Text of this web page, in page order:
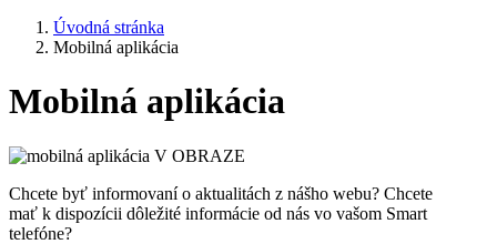
Úvodná stránka
Mobilná aplikácia
Mobilná aplikácia
Chcete byť informovaní o aktualitách z nášho webu? Chcete
mať k dispozícii dôležité informácie od nás vo vašom Smart
telefóne?